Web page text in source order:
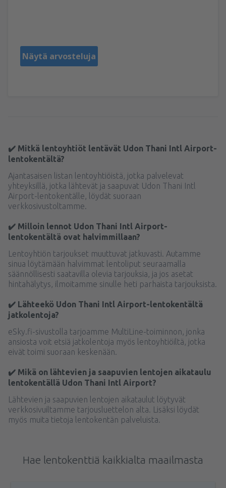
Näytä arvosteluja
✔️ Mitkä lentoyhtiöt lentävät Udon Thani Intl Airport-
lentokentältä?
Ajantasaisen listan lentoyhtiöistä, jotka palvelevat
yhteyksillä, jotka lähtevät ja saapuvat Udon Thani Intl
Airport-lentokentälle, löydät suoraan
verkkosivustoltamme.
✔️ Milloin lennot Udon Thani Intl Airport-
lentokentältä ovat halvimmillaan?
Lentoyhtiön tarjoukset muuttuvat jatkuvasti. Autamme
sinua löytämään halvimmat lentoliput seuraamalla
säännöllisesti saatavilla olevia tarjouksia, ja jos asetat
hintahälytys, ilmoitamme sinulle heti parhaista tarjouksista.
✔️ Lähteekö Udon Thani Intl Airport-lentokentältä
jatkolentoja?
eSky.fi-sivustolla tarjoamme MultiLine-toiminnon, jonka
ansiosta voit etsiä jatkolentoja myös lentoyhtiöiltä, jotka
eivät toimi suoraan keskenään.
✔️ Mikä on lähtevien ja saapuvien lentojen aikataulu
lentokentällä Udon Thani Intl Airport?
Lähtevien ja saapuvien lentojen aikataulut löytyvät
verkkosivuiltamme tarjousluettelon alta. Lisäksi löydät
myös muita tietoja lentokentän palveluista.
Hae lentokenttiä kaikkialta maailmasta